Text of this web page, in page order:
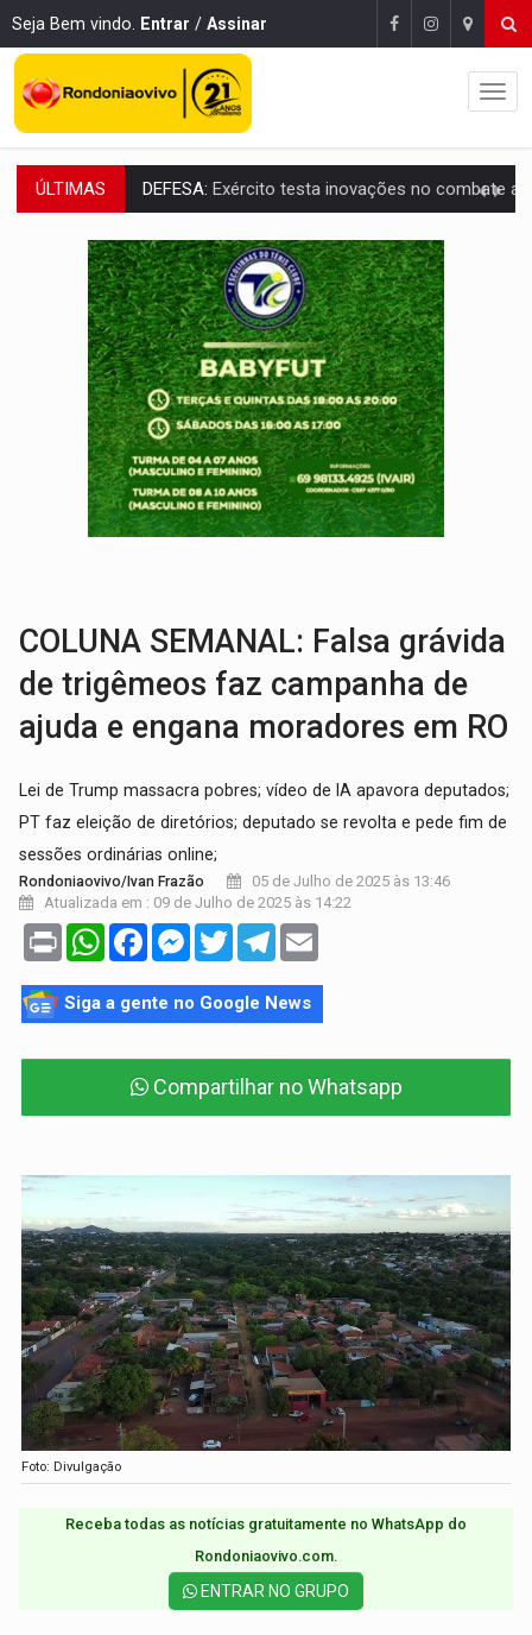
Seja Bem vindo. Entrar / Assinar
ÚLTIMAS TEMAS SOCIOAMBIENTAIS:Em Itapuã do Oeste, CINEMAZÔNIA leva cinema
PREVISÃO:Interior de Rondônia terá sábado (8) de calor intenso
INFRAESTRUTURA:Após quase 30 anos de espera, asfalto chega ao
A ILHA:Coreografia de Rondônia estreia na programação do Festival de
TRÁGICO:Pai do 'Xandy Motocross' morre em
VÍDEO:Motorista de caminhonete morre preso às ferragens em colisão
LAZER:Seis lugares gratuitos para aproveitar o fim de semana
VÍDEO:FTICCO e Força Tática prendem membro do CV com arma e drogas
COLUNA SEMANAL: Falsa grávida
de trigêmeos faz campanha de
ajuda e engana moradores em RO
Lei de Trump massacra pobres; vídeo de IA apavora deputados;
PT faz eleição de diretórios; deputado se revolta e pede fim de
sessões ordinárias online;
Rondoniaovivo/Ivan Frazão
05 de Julho de 2025 às 13:46
Atualizada em : 09 de Julho de 2025 às 14:22
Print WhatsAppFacebookMessenger
TwitterTelegram
Siga a gente no Google News
Compartilhar no Whatsapp
Foto: Divulgação
Receba todas as notícias gratuitamente no WhatsApp do
Rondoniaovivo.com.​
ENTRAR NO GRUPO